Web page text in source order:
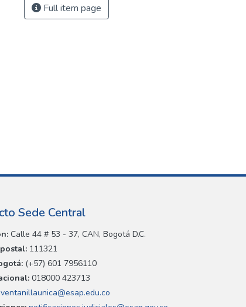
Full item page
Sede Central
Calle 44 # 53 - 37, CAN, Bogotá D.C.
111321
(+57) 601 7956110
018000 423713
ventanillaunica@esap.edu.co